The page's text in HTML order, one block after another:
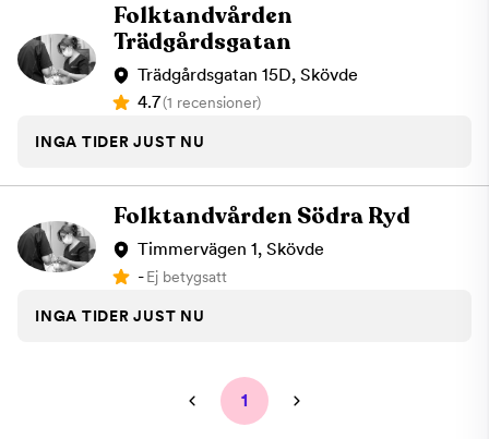
Folktandvården
Trädgårdsgatan
Trädgårdsgatan 15D, Skövde
4.7(1 recensioner)
INGA TIDER JUST NU
Folktandvården Södra Ryd
Timmervägen 1, Skövde
-Ej betygsatt
INGA TIDER JUST NU
1